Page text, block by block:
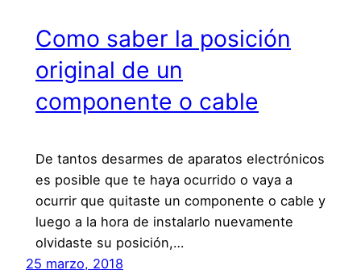
Como saber la posición
original de un
componente o cable
De tantos desarmes de aparatos electrónicos
es posible que te haya ocurrido o vaya a
ocurrir que quitaste un componente o cable y
luego a la hora de instalarlo nuevamente
olvidaste su posición,…
25 marzo, 2018